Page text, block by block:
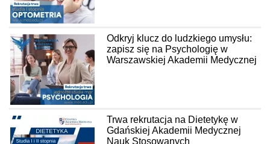
Odkryj klucz do ludzkiego umysłu:
zapisz się na Psychologię w
Warszawskiej Akademii Medycznej
Trwa rekrutacja na Dietetykę w
Gdańskiej Akademii Medycznej
Nauk Stosowanych